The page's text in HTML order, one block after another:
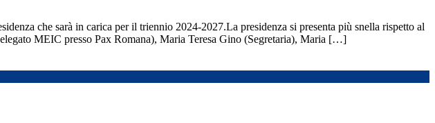
che sarà in carica per il triennio 2024-2027.La presidenza si presenta più snella rispetto al
MEIC presso Pax Romana), Maria Teresa Gino (Segretaria), Maria […]